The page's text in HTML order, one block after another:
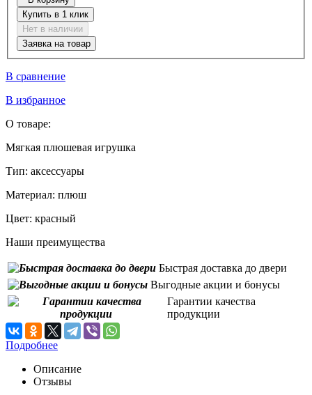
Купить в 1 клик
Нет в наличии
Заявка на товар
В сравнение
В избранное
О товаре:
Мягкая плюшевая игрушка
Тип: аксессуары
Материал: плюш
Цвет: красный
Наши преимущества
Быстрая доставка до двери
Выгодные акции и бонусы
Гарантии качества
продукции
Подробнее
Описание
Отзывы